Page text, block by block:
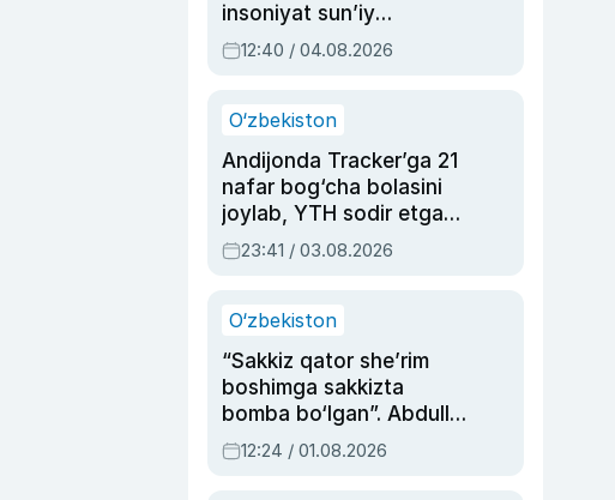
insoniyat sun’iy
intellektni boshqara
olmay qolishidan xavotir
12:40 / 04.08.2026
O‘zbekiston
Andijonda Tracker’ga 21
nafar bog‘cha bolasini
joylab, YTH sodir etgan
ayolga sud hukmi o‘qildi
23:41 / 03.08.2026
O‘zbekiston
“Sakkiz qator she’rim
boshimga sakkizta
bomba bo‘lgan”. Abdulla
Oripovni siyosiy
ayblovlardan asrab
12:24 / 01.08.2026